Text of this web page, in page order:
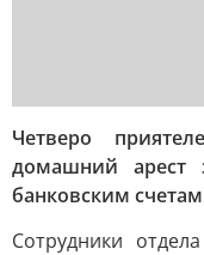
Четверо
домашний арест
банковским счетам
Сотрудники